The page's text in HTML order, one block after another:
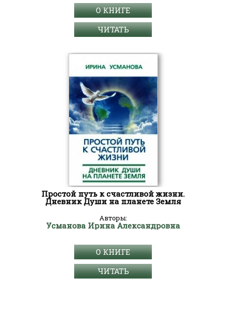
О КНИГЕ
ЧИТАТЬ
Простой путь к счастливой жизни.
Дневник Души на планете Земля
Авторы:
Усманова Ирина Александровна
О КНИГЕ
ЧИТАТЬ